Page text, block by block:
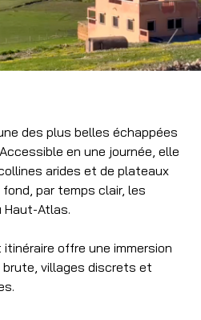
des plus belles échappées
en une journée, elle
arides et de plateaux
par temps clair, les
Haut-Atlas.
offre une immersion
villages discrets et